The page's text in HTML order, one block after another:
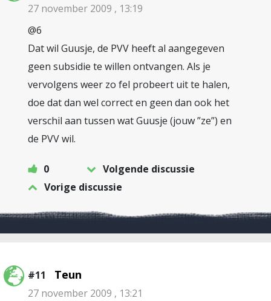
27 november 2009 , 13:19
@6
Dat wil Guusje, de PVV heeft al aangegeven
geen subsidie te willen ontvangen. Als je
vervolgens weer zo fel probeert uit te halen,
doe dat dan wel correct en geen dan ook het
verschil aan tussen wat Guusje (jouw ”ze”) en
de PVV wil.
0
Volgende discussie
Vorige discussie
#11 Teun
27 november 2009 , 13:21